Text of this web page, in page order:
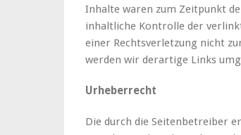
Inhalte waren zum Zeitpunkt
inhaltliche Kontrolle der
einer Rechtsverletzung nicht
werden wir derartige Links
Urheberrecht
Die durch die Seitenbetreiber